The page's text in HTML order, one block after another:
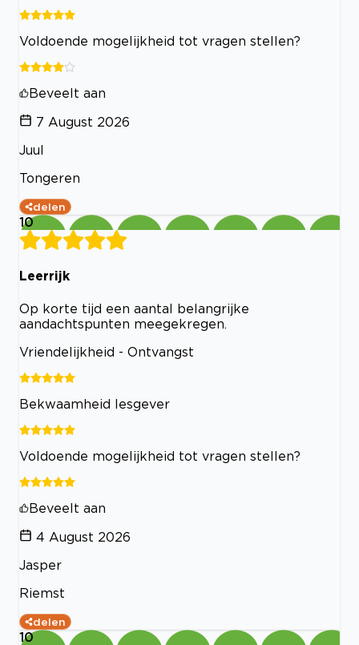
Voldoende mogelijkheid tot vragen stellen?
Beveelt aan
7 August 2026
Juul
Tongeren
delen
10
Leerrijk
Op korte tijd een aantal belangrijke
aandachtspunten meegekregen.
Vriendelijkheid - Ontvangst
Bekwaamheid lesgever
Voldoende mogelijkheid tot vragen stellen?
Beveelt aan
4 August 2026
Jasper
Riemst
delen
10